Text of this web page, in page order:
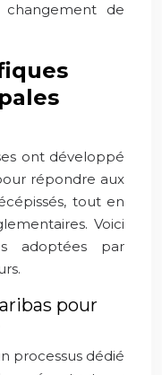
de
ont développé
répondre aux
tout en
Voici
adoptées par
pour
processus dédié